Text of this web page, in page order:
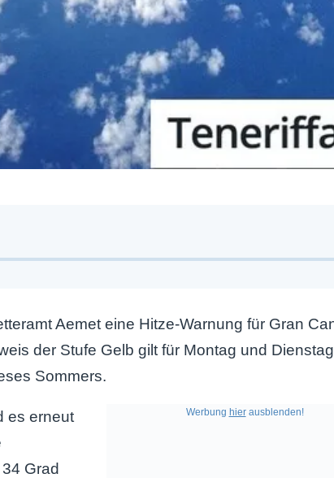
Aemet eine Hitze-Warnung für Gran
der Stufe Gelb gilt für Montag und
Sommers.
Werbung hierausblenden!
es erneut
Grad